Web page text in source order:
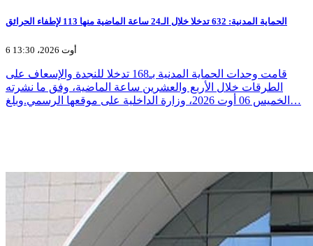
الحماية المدنية: 632 تدخلا خلال الـ24 ساعة الماضية منها 113 لإطفاء الحرائق
6 أوت 2026، 13:30
قامت وحدات الحماية المدنية بـ168 تدخلا للنجدة والإسعاف على
الطرقات خلال الأربع والعشرين ساعة الماضية، وفق ما نشرته
الخميس 06 أوت 2026، وزارة الداخلية على موقعها الرسمي.وبلغ…